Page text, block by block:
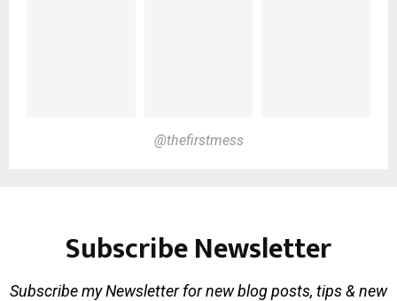
@thefirstmess
Subscribe Newsletter
Subscribe my Newsletter for new blog posts, tips & new